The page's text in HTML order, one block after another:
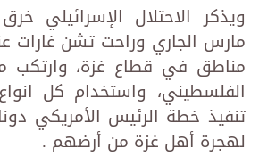
مارس الجاري وراحت تشن غارات
مناطق في قطاع غزة، وارتكب
الفلسطيني، واستخدام كل
تنفيذ خطة الرئيس الأمريكي
لهجرة أهل غزة من أرضهم .